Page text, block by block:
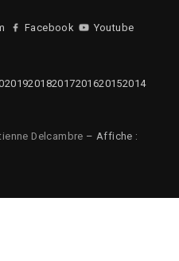
Facebook Youtube
201920182017201620152014
Delcambre – Affiche :